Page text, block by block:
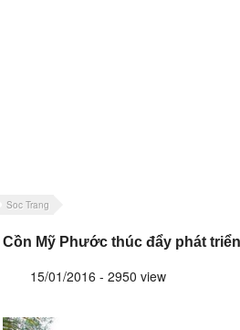
Soc Trang
Cồn Mỹ Phước thúc đẩy phát
15/01/2016 - 2950 view